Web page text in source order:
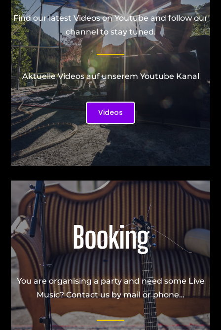
Find our latest Videos on Youtube and follow our
channel to stay tuned.
Aktuelle Videos auf unserem Youtube Kanal
Videos
Booking
You are organising a party and need some Live
Music? Contact us by mail or phone…